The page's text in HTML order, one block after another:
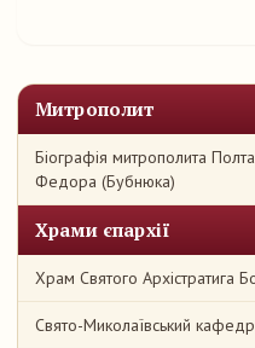
Митрополит
Біографія митрополита
Федора (Бубнюка)
Храми єпархії
Храм Святого Архістратига
Свято-Миколаївський